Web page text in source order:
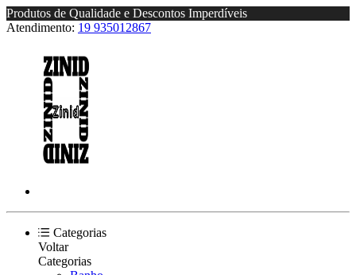
Produtos de Qualidade e Descontos Imperdíveis
Atendimento: 19 935012867
Categorias
Voltar
Categorias